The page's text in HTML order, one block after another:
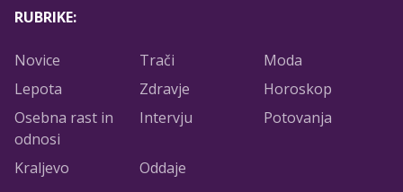
RUBRIKE:
Novice Trači
Moda
Lepota
Zdravje
Horoskop
Osebna rast in
odnosi
Intervju Potovanja
Kraljevo Oddaje